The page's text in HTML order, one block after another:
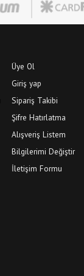
Üye Ol
Giriş yap
Sipariş Takibi
Şifre Hatırlatma
Alışveriş Listem
Bilgilerimi Değiştir
İletişim Formu